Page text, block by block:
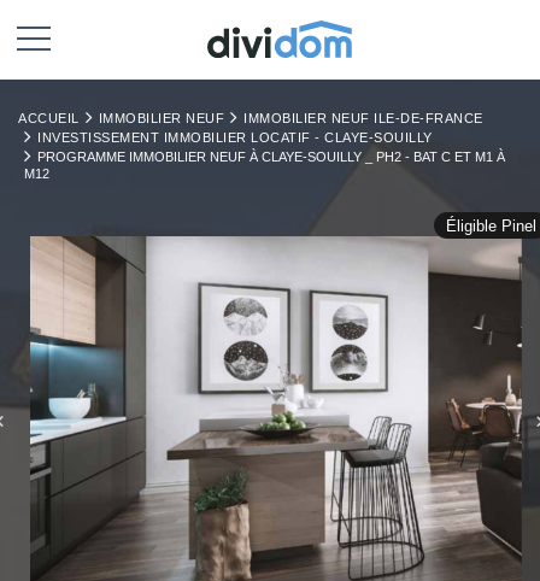
ACCUEIL IMMOBILIER NEUF
IMMOBILIER NEUF ILE-DE-FRANCE
INVESTISSEMENT IMMOBILIER LOCATIF - CLAYE-SOUILLY
PROGRAMME IMMOBILIER NEUF À CLAYE-SOUILLY _ PH2 - BAT C ET M1 À
M12
Éligible Pinel